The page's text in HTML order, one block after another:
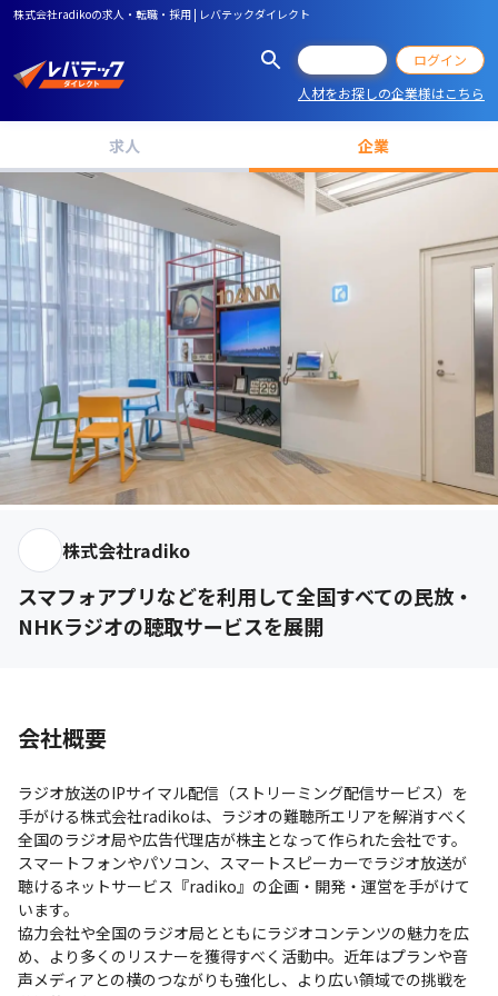
株式会社radikoの求人・転職・採用 | レバテックダイレクト
ログイン
人材をお探しの企業様はこちら
求人 企業
株式会社radiko
スマフォアプリなどを利用して全国すべての民放・
NHKラジオの聴取サービスを展開
会社概要
ラジオ放送のIPサイマル配信（ストリーミング配信サービス）を
手がける株式会社radikoは、ラジオの難聴所エリアを解消すべく
全国のラジオ局や広告代理店が株主となって作られた会社です。
スマートフォンやパソコン、スマートスピーカーでラジオ放送が
聴けるネットサービス『radiko』の企画・開発・運営を手がけて
います。
協力会社や全国のラジオ局とともにラジオコンテンツの魅力を広
め、より多くのリスナーを獲得すべく活動中。近年はプランや音
声メディアとの横のつながりも強化し、より広い領域での挑戦を